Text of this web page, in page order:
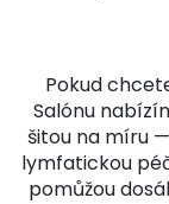
Pokud
Salónu
šitou na míru
lymfatickou
pomůžou